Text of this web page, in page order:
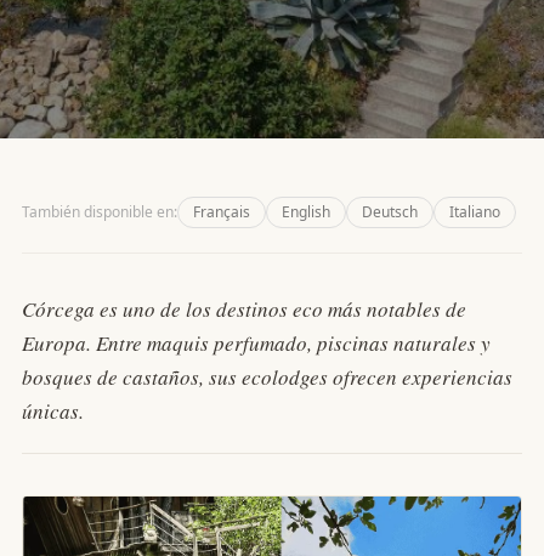
Córcega — una isla que hay
Casas en los árboles, tinnazzi en el maquis, burbujas
estrelladas, cúpulas frente al mar — Córcega esconde
direcciones extraordinarias para quien sabe buscarlas.
Aquí van algunas.
También disponible en: Français English Deutsch Italiano
Córcega es uno de los destinos eco más notables de
Europa. Entre maquis perfumado, piscinas naturales y
bosques de castaños, sus ecolodges ofrecen experiencias
únicas.